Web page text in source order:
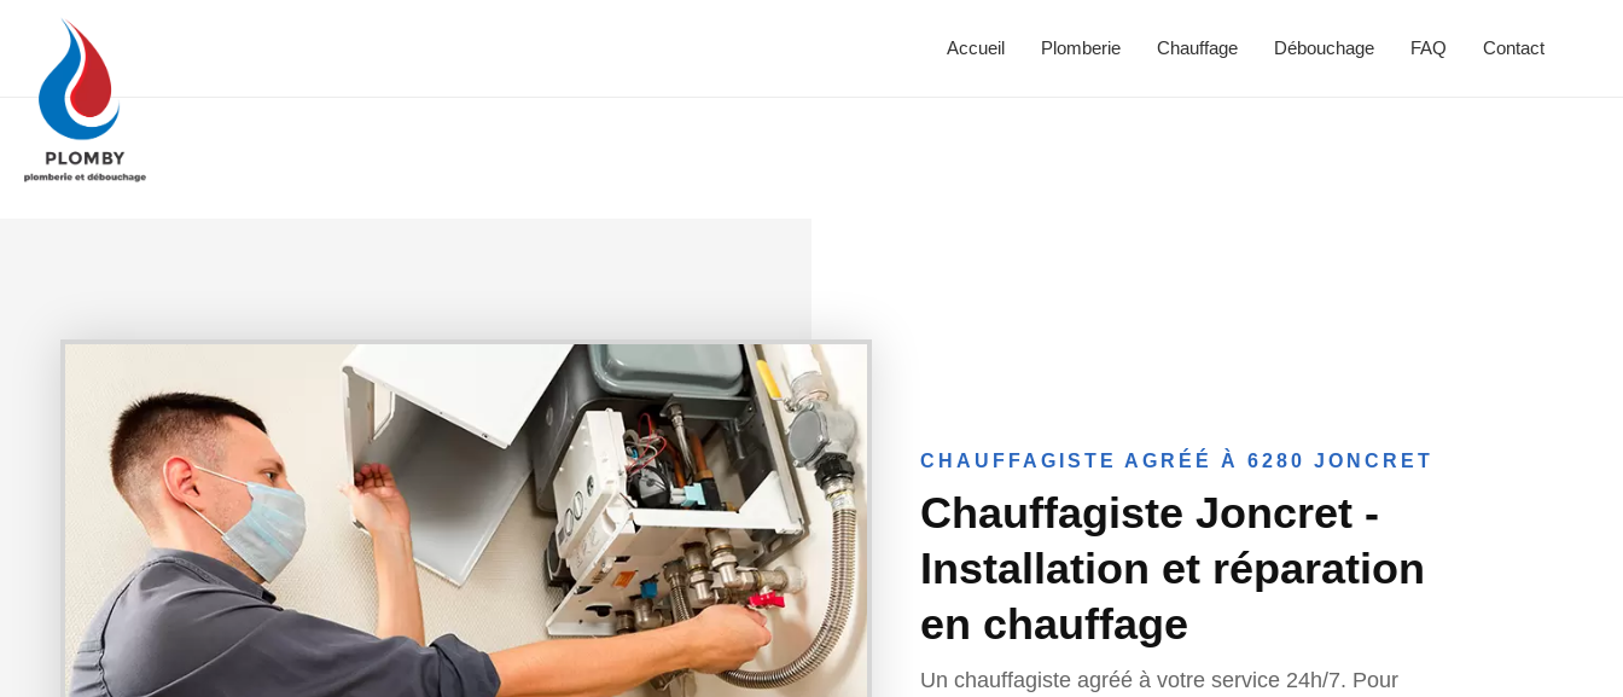
Accueil Plomberie Chauffage Débouchage FAQ Contact
CHAUFFAGISTE AGRÉÉ À 6280 JONCRET
Chauffagiste Joncret -
Installation et réparation
en chauffage
Un chauffagiste agréé à votre service 24h/7. Pour